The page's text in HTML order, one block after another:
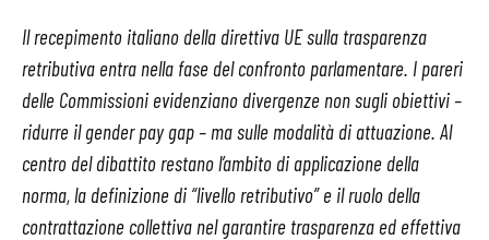
Il recepimento italiano della direttiva UE sulla trasparenza
retributiva entra nella fase del confronto parlamentare. I pareri
delle Commissioni evidenziano divergenze non sugli obiettivi –
ridurre il gender pay gap – ma sulle modalità di attuazione. Al
centro del dibattito restano l’ambito di applicazione della
norma, la definizione di “livello retributivo” e il ruolo della
contrattazione collettiva nel garantire trasparenza ed effettiva